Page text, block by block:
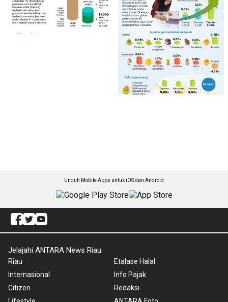
Unduh Mobile Apps untuk iOS dan Android
Jelajahi ANTARA News Riau
Riau
Internasional
Citizen
Etalase Halal
Info Pajak
Redaksi